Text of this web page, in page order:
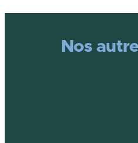
Nos